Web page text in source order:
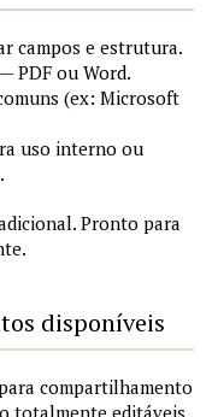
campos e estrutura.
PDF ou Word.
(ex: Microsoft
uso interno ou
Pronto para
disponíveis
compartilhamento
totalmente editáveis